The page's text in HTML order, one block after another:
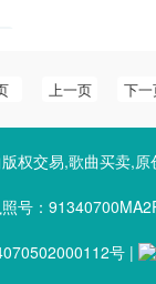
上一页 下一
权交易,歌曲买卖,
号：
号 |